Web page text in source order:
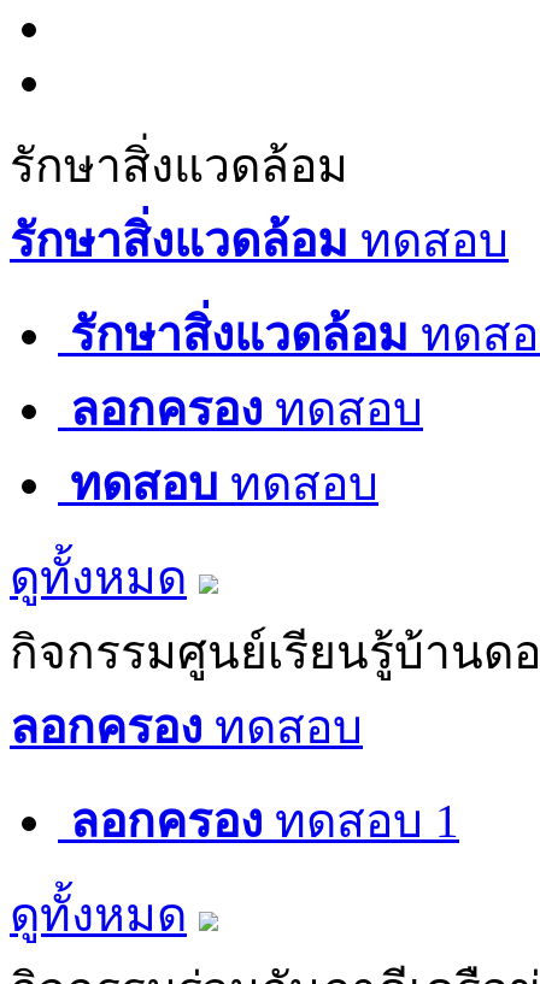
รักษาสิ่งแวดล้อม
รักษาสิ่งแวดล้อม ทดสอบ
รักษาสิ่งแวดล้อม ทดส
ลอกครอง ทดสอบ
ทดสอบ ทดสอบ
ดูทั้งหมด
กิจกรรมศูนย์เรียนรู้บ้านด
ลอกครอง ทดสอบ
ลอกครอง ทดสอบ 1
ดูทั้งหมด